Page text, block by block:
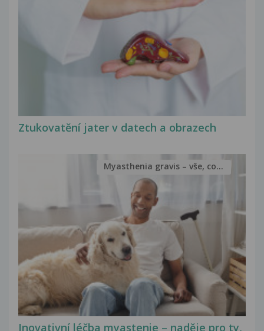
Ztukovatění jater v datech a obrazech
Inovativní léčba myastenie – naděje pro ty,
Myasthenia gravis – vše, co...